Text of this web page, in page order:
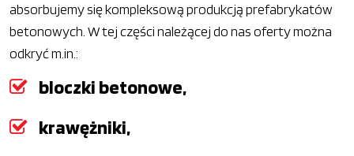
absorbujemy się kompleksową produkcją prefabrykatów
betonowych. W tej części należącej do nas oferty można
odkryć m.in.:
bloczki betonowe,
krawężniki,